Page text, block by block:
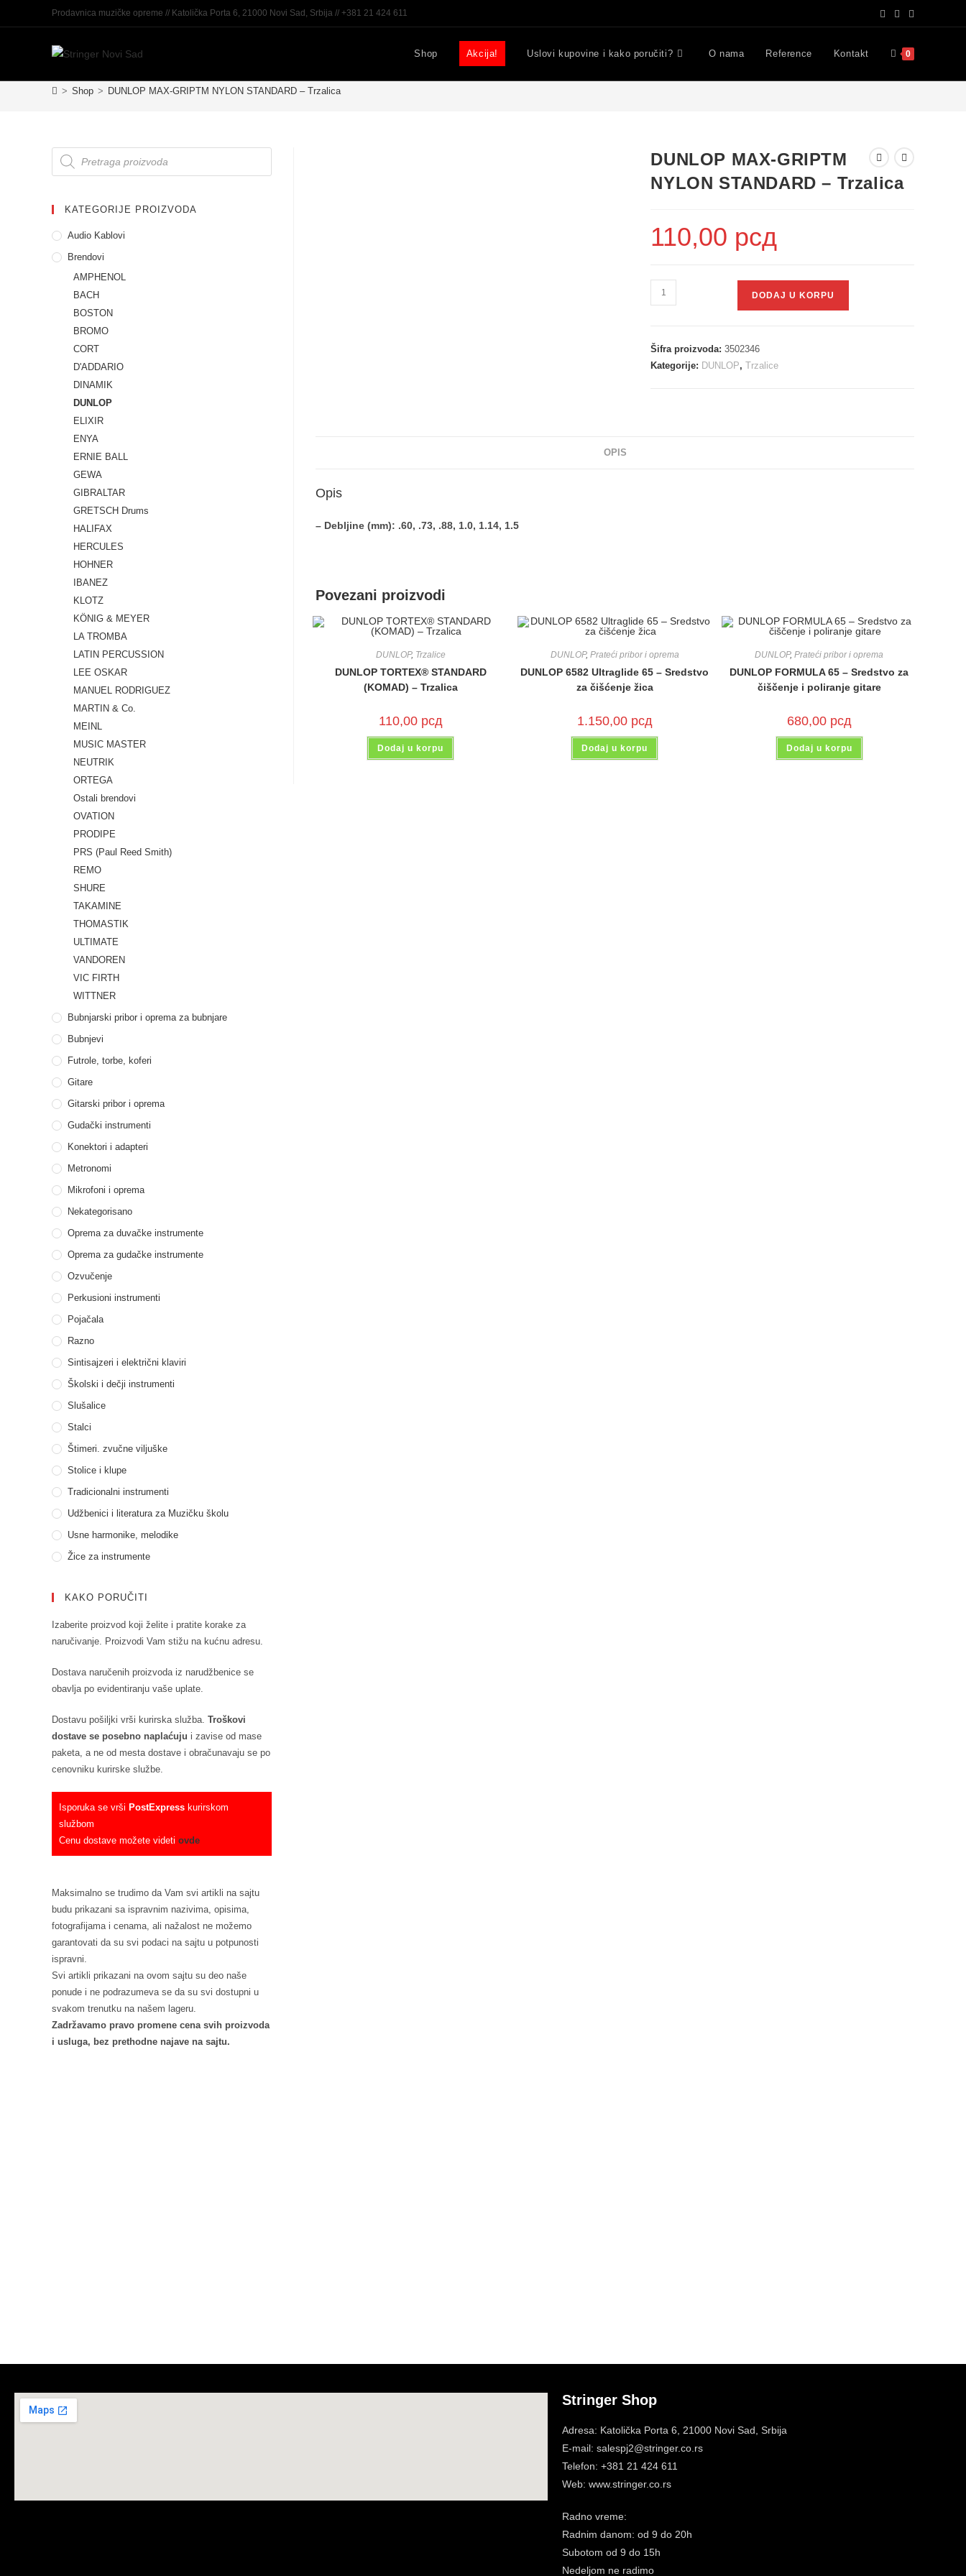
Prodavnica muzičke opreme // Katolička Porta 6, 21000 Novi Sad, Srbija // +381 21 424 611
Shop Akcija! Uslovi kupovine i kako poručiti? O nama Reference Kontakt 0
> Shop > DUNLOP MAX-GRIPTM NYLON STANDARD – Trzalica
DUNLOP MAX-GRIPTM
NYLON STANDARD – Trzalica
110,00 рсд
DODAJ U KORPU
Šifra proizvoda:3502346
Kategorije: DUNLOP,Trzalice
OPIS
Opis
– Debljine (mm): .60, .73, .88, 1.0, 1.14, 1.5
Povezani proizvodi
DUNLOP, Trzalice
DUNLOP TORTEX® STANDARD
(KOMAD) – Trzalica
110,00 рсд
Dodaj u korpu
DUNLOP, Prateći pribor i oprema
DUNLOP 6582 Ultraglide 65 – Sredstvo
za čišćenje žica
1.150,00 рсд
Dodaj u korpu
DUNLOP,Prateći pribor i oprema
DUNLOP FORMULA 65 – Sredstvo za
čiščenje i poliranje gitare
680,00 рсд
Dodaj u korpu
KATEGORIJE PROIZVODA
Audio Kablovi
Brendovi
AMPHENOL
BACH
BOSTON
BROMO
CORT
D'ADDARIO
DINAMIK
DUNLOP
ELIXIR
ENYA
ERNIE BALL
GEWA
GIBRALTAR
GRETSCH Drums
HALIFAX
HERCULES
HOHNER
IBANEZ
KLOTZ
KÖNIG & MEYER
LA TROMBA
LATIN PERCUSSION
LEE OSKAR
MANUEL RODRIGUEZ
MARTIN & Co.
MEINL
MUSIC MASTER
NEUTRIK
ORTEGA
Ostali brendovi
OVATION
PRODIPE
PRS (Paul Reed Smith)
REMO
SHURE
TAKAMINE
THOMASTIK
ULTIMATE
VANDOREN
VIC FIRTH
WITTNER
Bubnjarski pribor i oprema za bubnjare
Bubnjevi
Futrole, torbe, koferi
Gitare
Gitarski pribor i oprema
Gudački instrumenti
Konektori i adapteri
Metronomi
Mikrofoni i oprema
Nekategorisano
Oprema za duvačke instrumente
Oprema za gudačke instrumente
Ozvučenje
Perkusioni instrumenti
Pojačala
Razno
Sintisajzeri i električni klaviri
Školski i dečji instrumenti
Slušalice
Stalci
Štimeri. zvučne viljuške
Stolice i klupe
Tradicionalni instrumenti
Udžbenici i literatura za Muzičku školu
Usne harmonike, melodike
Žice za instrumente
KAKO PORUČITI
Izaberite proizvod koji želite i pratite korake za
naručivanje. Proizvodi Vam stižu na kućnu adresu.
Dostava naručenih proizvoda iz narudžbenice se
obavlja po evidentiranju vaše uplate.
Dostavu pošiljki vrši kurirska služba. Troškovi
dostave se posebno naplaćuju i zavise od mase
paketa, a ne od mesta dostave i obračunavaju se po
cenovniku kurirske službe.
Isporuka se vrši PostExpress kurirskom
službom
Cenu dostave možete videti ovde
Maksimalno se trudimo da Vam svi artikli na sajtu
budu prikazani sa ispravnim nazivima, opisima,
fotografijama i cenama, ali nažalost ne možemo
garantovati da su svi podaci na sajtu u potpunosti
ispravni.
Svi artikli prikazani na ovom sajtu su deo naše
ponude i ne podrazumeva se da su svi dostupni u
svakom trenutku na našem lageru.
Zadržavamo pravo promene cena svih proizvoda
i usluga, bez prethodne najave na sajtu.
Stringer Shop
Adresa: Katolička Porta 6, 21000 Novi Sad, Srbija
E-mail: salespj2@stringer.co.rs
Telefon: +381 21 424 611
Web: www.stringer.co.rs
Radno vreme:
Radnim danom: od 9 do 20h
Subotom od 9 do 15h
Nedeljom ne radimo